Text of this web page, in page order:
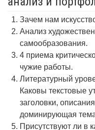
Зачем нам
Анализ
самообразования.
4 приема
чужие работы.
Литературный
Каковы текстовые
заголовки,
доминирующая
Присутствуют ли в